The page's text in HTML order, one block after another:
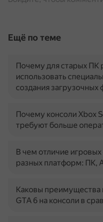
Ещё по теме
Почему для старых ПК
использовать
создания загрузочных
Почему консоли Xbox
требуют больше
В чем отличие
разных платформ: ПК,
Каковы преимущества
GTA 6 на консоли в